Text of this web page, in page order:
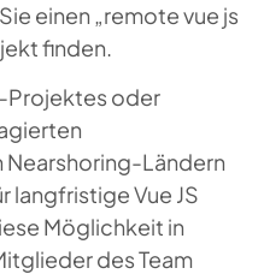
einen „remote vue js
finden.
Projektes oder
Nearshoring-Ländern
langfristige Vue JS
Möglichkeit in
des Team